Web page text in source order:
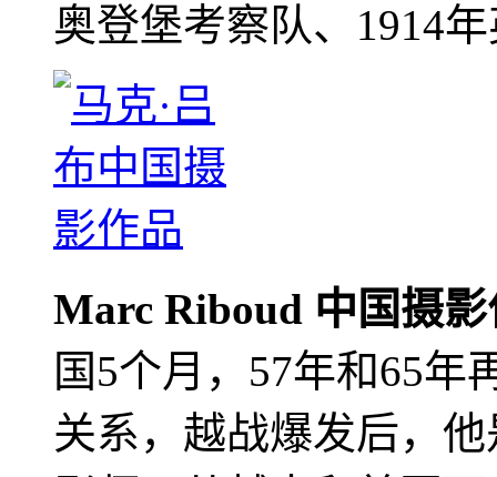
奥登堡考察队、1914
Marc Riboud 中国摄
国5个月，57年和65年
关系，越战爆发后，